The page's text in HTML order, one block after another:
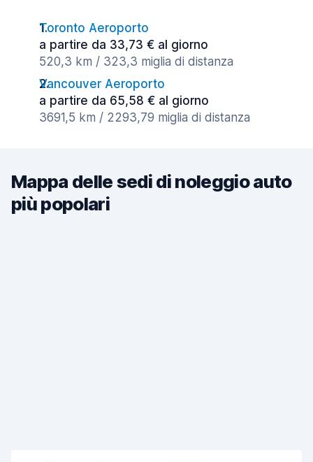
Toronto Aeroporto
a partire da 33,73 € al giorno
520,3 km / 323,3 miglia di distanza
Vancouver Aeroporto
a partire da 65,58 € al giorno
3691,5 km / 2293,79 miglia di distanza
Mappa delle sedi di noleggio auto
più popolari